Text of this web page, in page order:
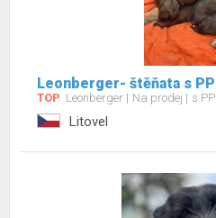
Leonberger- štěňata s PP
TOP Leonberger Na prodej s
Litovel